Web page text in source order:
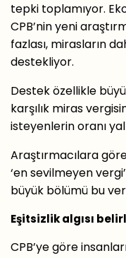
tepki toplamıyor.
CPB’nin yeni
fazlası, mirasların
destekliyor.
Destek özellikle
karşılık miras
isteyenlerin oranı
Araştırmacılara
‘en sevilmeyen
büyük bölümü bu
Eşitsizlik algısı
CPB’ye göre